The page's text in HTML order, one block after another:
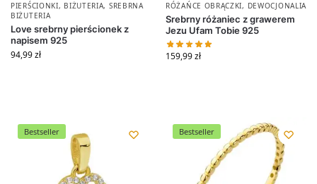
PIERŚCIONKI, BIŻUTERIA, SREBRNA
BIŻUTERIA
Love srebrny pierścionek z
napisem 925
94,99zł
RÓŻAŃCE OBRĄCZKI, DEWOCJONALIA
Srebrny różaniec z grawerem
Jezu Ufam Tobie 925
159,99zł
Bestseller Bestseller